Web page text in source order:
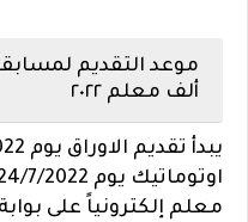
ألف معلم ٢٠٢٢
معلم إلكترونياً على